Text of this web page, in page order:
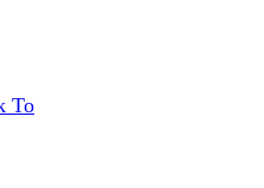
To